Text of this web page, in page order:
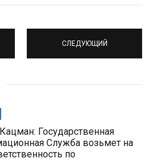
СЛЕДУЮЩИЙ
Государственная
Служба возьмет на
по